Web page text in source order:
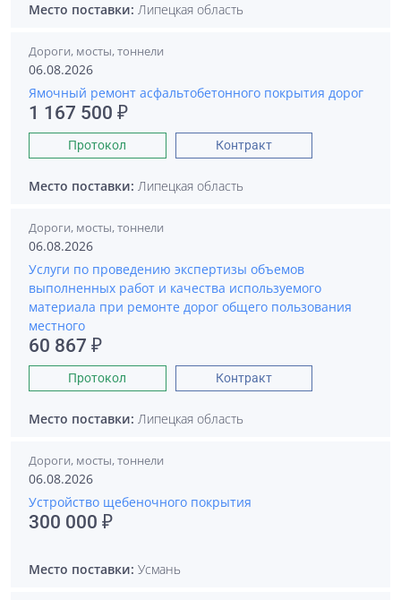
Место поставки: Липецкая область
Дороги, мосты, тоннели
06.08.2026
Ямочный ремонт асфальтобетонного покрытия дорог
1 167 500 ₽
Протокол Контракт
Место поставки: Липецкая область
Дороги, мосты, тоннели
06.08.2026
Услуги по проведению экспертизы объемов
выполненных работ и качества используемого
материала при ремонте дорог общего пользования
местного
60 867 ₽
Протокол Контракт
Место поставки: Липецкая область
Дороги, мосты, тоннели
06.08.2026
Устройство щебеночного покрытия
300 000 ₽
Место поставки: Усмань